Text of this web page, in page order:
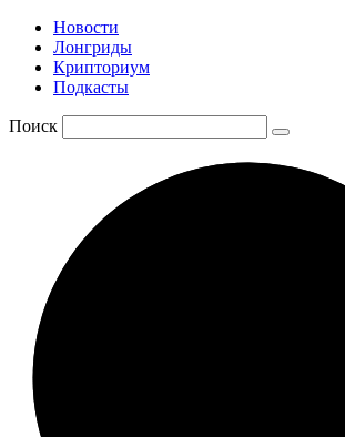
Новости
Лонгриды
Крипториум
Подкасты
Поиск